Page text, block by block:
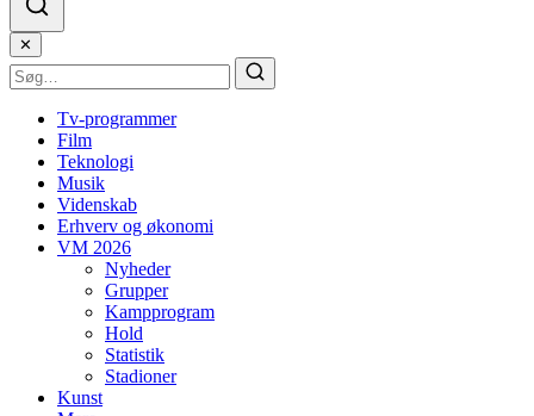
✕
Tv-programmer
Film
Teknologi
Musik
Videnskab
Erhverv og økonomi
VM 2026
Nyheder
Grupper
Kampprogram
Hold
Statistik
Stadioner
Kunst